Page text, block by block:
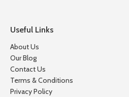
Useful Links
About Us
Our Blog
Contact Us
Terms & Conditions
Privacy Policy